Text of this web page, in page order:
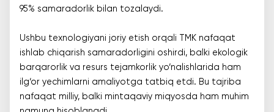
95% samaradorlik bilan tozalaydi.
Ushbu texnologiyani joriy etish orqali TMK nafaqat
ishlab chiqarish samaradorligini oshirdi, balki ekologik
barqarorlik va resurs tejamkorlik yo‘nalishlarida ham
ilg‘or yechimlarni amaliyotga tatbiq etdi. Bu tajriba
nafaqat milliy, balki mintaqaviy miqyosda ham muhim